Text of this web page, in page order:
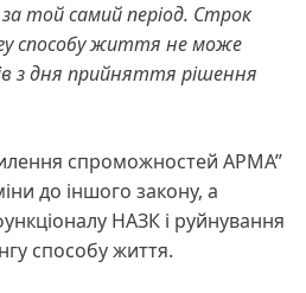
той самий період. Строк
способу життя не може
з дня прийняття рішення
спроможностей АРМА”
до іншого закону, а
НАЗК і руйнування
способу життя.